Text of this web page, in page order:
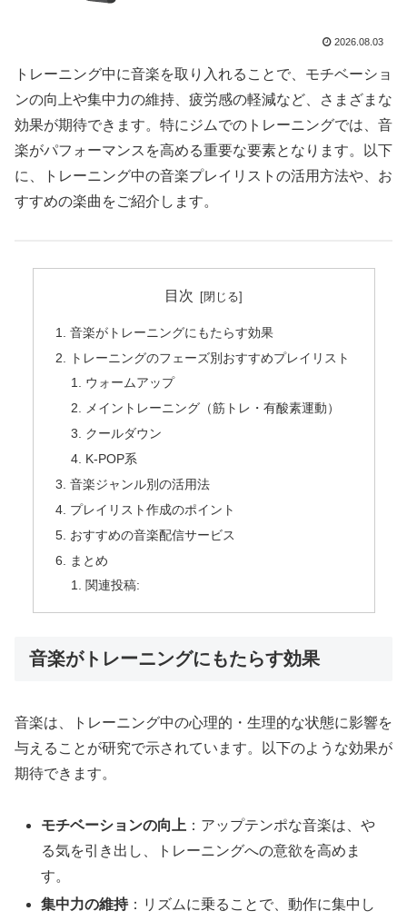
2026.08.03
トレーニング中に音楽を取り入れることで、モチベーショ
ンの向上や集中力の維持、疲労感の軽減など、さまざまな
効果が期待できます。特にジムでのトレーニングでは、音
楽がパフォーマンスを高める重要な要素となります。以下
に、トレーニング中の音楽プレイリストの活用方法や、お
すすめの楽曲をご紹介します。
目次
音楽がトレーニングにもたらす効果
トレーニングのフェーズ別おすすめプレイリスト
ウォームアップ
メイントレーニング（筋トレ・有酸素運動）
クールダウン
K-POP系
音楽ジャンル別の活用法
プレイリスト作成のポイント
おすすめの音楽配信サービス
まとめ
関連投稿:
音楽がトレーニングにもたらす効果
音楽は、トレーニング中の心理的・生理的な状態に影響を
与えることが研究で示されています。以下のような効果が
期待できます。
モチベーションの向上 ：アップテンポな音楽は、や
る気を引き出し、トレーニングへの意欲を高めま
す。
集中力の維持：リズムに乗ることで、動作に集中し